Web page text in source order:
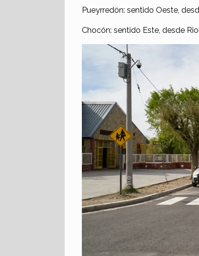
Pueyrredón: sentido Oeste,
Chocón: sentido Este, desde